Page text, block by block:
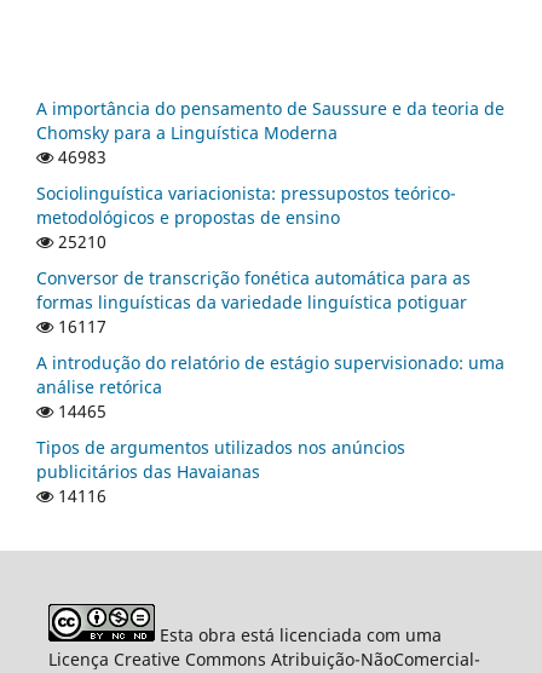
A importância do pensamento de Saussure e da teoria de
Chomsky para a Linguística Moderna
46983
Sociolinguística variacionista: pressupostos teórico-
metodológicos e propostas de ensino
25210
Conversor de transcrição fonética automática para as
formas linguísticas da variedade linguística potiguar
16117
A introdução do relatório de estágio supervisionado: uma
análise retórica
14465
Tipos de argumentos utilizados nos anúncios
publicitários das Havaianas
14116
Esta obra está licenciada com uma
Licença Creative Commons Atribuição-NãoComercial-